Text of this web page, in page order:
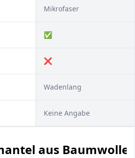
Mikrofaser
✅
❌
Wadenlang
Keine Angabe
aus Baumwolle